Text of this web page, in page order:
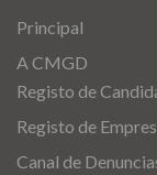
Principal
A CMGD
Registo de
Registo de
Canal de